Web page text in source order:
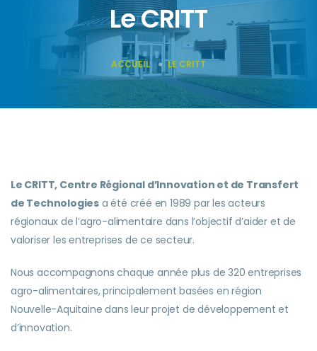
Le CRITT
ACCUEIL LE CRITT
Le CRITT, Centre Régional d’Innovation et de Transfert
de Technologies a été créé en 1989 par les acteurs
régionaux de l’agro-alimentaire dans l’objectifd’aider et de
valoriser les entreprises de ce secteur.
Nous accompagnons chaque année plus de 320 entreprises
agro-alimentaires, principalement basées en région
Nouvelle-Aquitaine dans leur projet de développement et
d’innovation.